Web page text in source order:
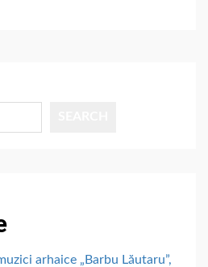
arhaice „Barbu Lăutaru”,